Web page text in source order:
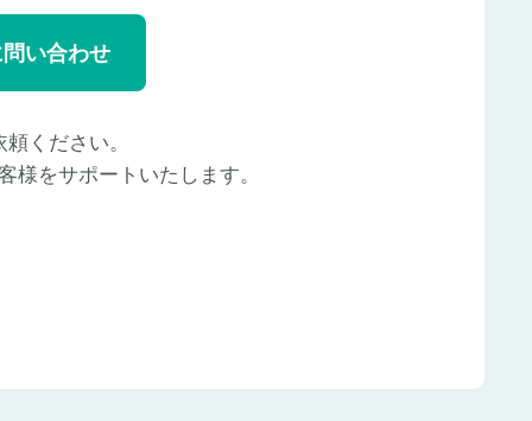
い合わせ
ください。
をサポートいたします。